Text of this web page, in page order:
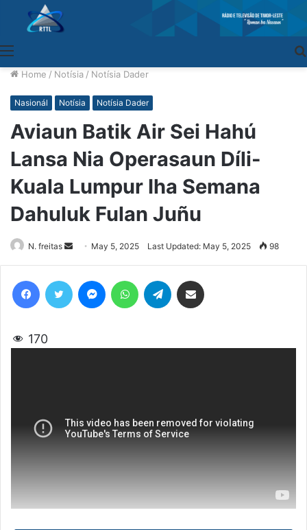
Home / Notísia / Notísia Dader
Nasionál Notísia Notísia Dader
Aviaun Batik Air Sei Hahú
Lansa Nia Operasaun Díli-
Kuala Lumpur Iha Semana
Dahuluk Fulan Juñu
N. freitas
Send
an
email
May 5, 2025 Last Updated: May 5, 2025 98
170